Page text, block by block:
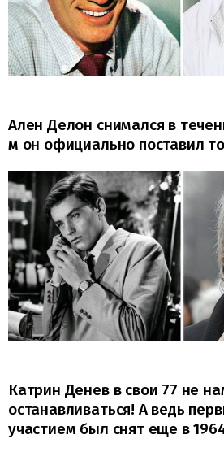
Ален Делон снимался в
м он официально поставил
Катрин Денев в свои 77 не
останавливаться! А ведь
участием был снят еще в